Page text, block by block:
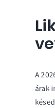
A
árak